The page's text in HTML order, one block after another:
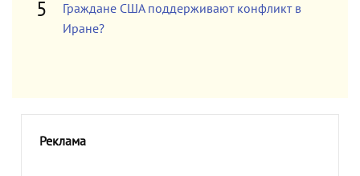
Граждане США поддерживают конфликт в
Иране?
Реклама